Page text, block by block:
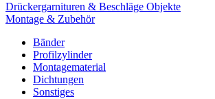
Drückergarnituren & Beschläge Objekte
Montage & Zubehör
Bänder
Profilzylinder
Montagematerial
Dichtungen
Sonstiges